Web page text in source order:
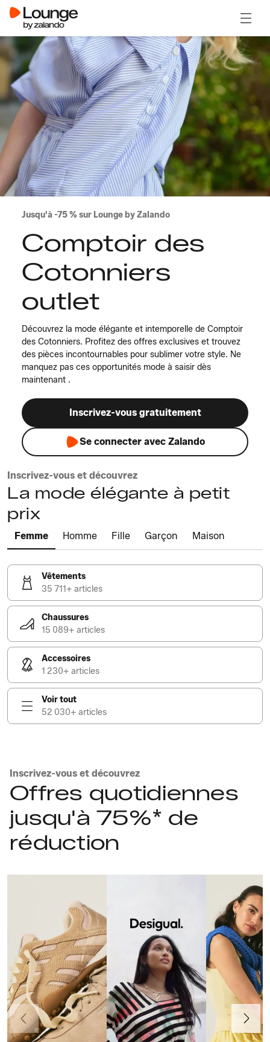
Jusqu'à -75 % sur Lounge by Zalando
Comptoir des
Cotonniers
outlet
Découvrez la mode élégante et intemporelle de Comptoir
des Cotonniers. Profitez des offres exclusives et trouvez
des pièces incontournables pour sublimer votre style. Ne
manquez pas ces opportunités mode à saisir dès
maintenant .
Inscrivez-vous gratuitement
Se connecter avec Zalando
Inscrivez-vous et découvrez
La mode élégante à petit
prix
Femme Homme Fille Garçon Maison
Vêtements
35 711+ articles
Chaussures
15 089+ articles
Accessoires
1 230+ articles
Voir tout
52 030+ articles
Inscrivez-vous et découvrez
Offres quotidiennes
jusqu'à 75%* de
réduction
Précédent Suivant